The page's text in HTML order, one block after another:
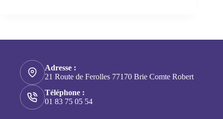
Adresse :
21 Route de Ferolles 77170 Brie Comte Robert
Téléphone :
01 83 75 05 54